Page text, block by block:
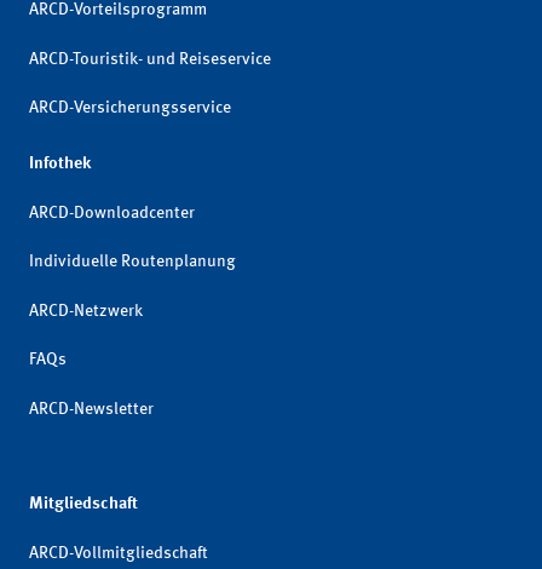
ARCD-Vorteilsprogramm
ARCD-Touristik- und Reiseservice
ARCD-Versicherungsservice
Infothek
ARCD-Downloadcenter
Individuelle Routenplanung
ARCD-Netzwerk
FAQs
ARCD-Newsletter
Mitgliedschaft
ARCD-Vollmitgliedschaft